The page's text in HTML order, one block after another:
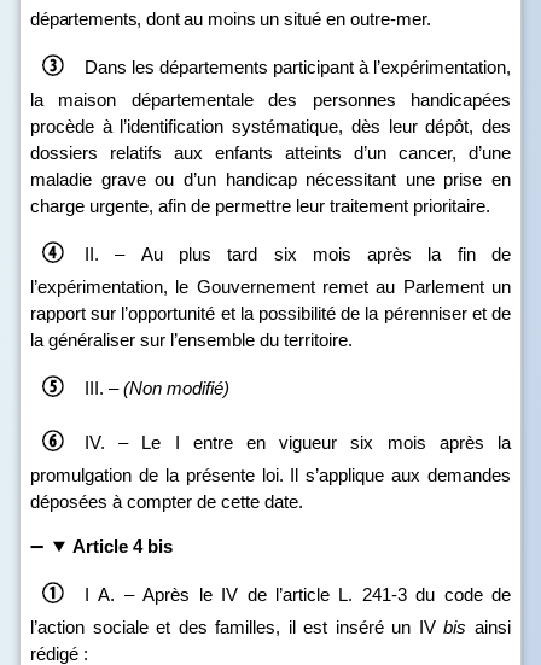
départements, dont au moins un situé en outre‑mer.
Dans les départements participant à l’expérimentation,
la maison départementale des personnes handicapées
procède à l’identification systématique, dès leur dépôt, des
dossiers relatifs aux enfants atteints d’un cancer, d’une
maladie grave ou d’un handicap nécessitant une prise en
charge urgente, afin de permettre leur traitement prioritaire.
II. – Au plus tard six mois après la fin de
l’expérimentation, le Gouvernement remet au Parlement un
rapport sur l’opportunité et la possibilité de la pérenniser et de
la généraliser sur l’ensemble du territoire.
III. –(Non modifié)
IV. – Le I entre en vigueur six mois après la
promulgation de la présente loi. Il s’applique aux demandes
déposées à compter de cette date.
Article 4 bis
I A. – Après le IV de l’article L. 241‑3 du code de
l’action sociale et des familles, il est inséré un IVbis ainsi
rédigé :